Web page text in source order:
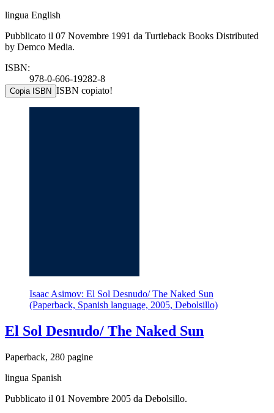
lingua English
Pubblicato il 07 Novembre 1991 da Turtleback Books Distributed
by Demco Media.
ISBN:
978-0-606-19282-8
Copia ISBN ISBN copiato!
Isaac Asimov: El Sol Desnudo/ The Naked Sun
(Paperback, Spanish language, 2005, Debolsillo)
El Sol Desnudo/ The Naked Sun
Paperback, 280 pagine
lingua Spanish
Pubblicato il 01 Novembre 2005 da Debolsillo.